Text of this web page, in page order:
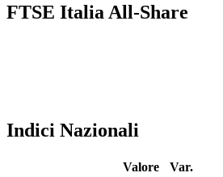
FTSE Italia All-Share
Indici Nazionali
Valore
Var.